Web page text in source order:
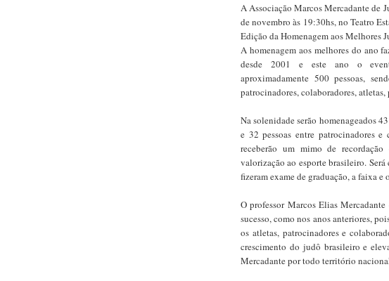
A Associação Marcos Mercadante de
de novembro às 19:30hs, no Teatro
Edição da Homenagem aos Melhores
A homenagem aos melhores do ano
desde 2001 e este ano o
aproximadamente 500 pessoas,
patrocinadores, colaboradores, atletas,
Na solenidade serão homenageados
e 32 pessoas entre patrocinadores
receberão um mimo de
valorização ao esporte brasileiro.
fizeram exame de graduação, a faixa e
O professor Marcos Elias
sucesso, como nos anos anteriores,
os atletas, patrocinadores e
crescimento do judô brasileiro e
Mercadante por todo território